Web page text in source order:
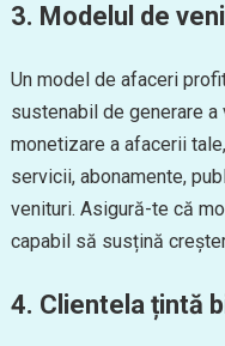
3. Modelul de
Un model de afaceri
sustenabil de generare
monetizare a afacerii
servicii, abonamente,
venituri. Asigură-te că
capabil să susțină
4. Clientela țintă